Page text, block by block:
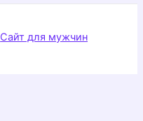
Сайт для мужчин